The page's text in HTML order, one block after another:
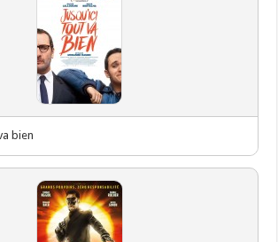
bien